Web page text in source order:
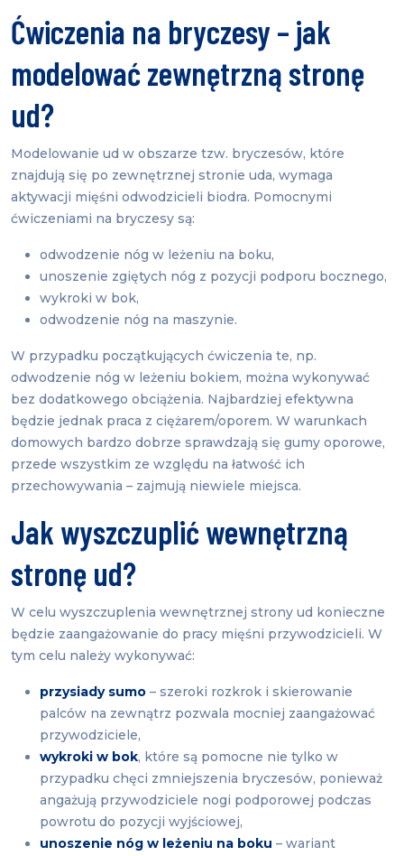
Ćwiczenia na bryczesy – jak
modelować zewnętrzną stronę
ud?
Modelowanie ud w obszarze tzw. bryczesów, które
znajdują się po zewnętrznej stronie uda, wymaga
aktywacji mięśni odwodzicieli biodra. Pomocnymi
ćwiczeniami na bryczesy są:
odwodzenie nóg w leżeniu na boku,
unoszenie zgiętych nóg z pozycji podporu bocznego,
wykroki w bok,
odwodzenie nóg na maszynie.
W przypadku początkujących ćwiczenia te, np.
odwodzenie nóg w leżeniu bokiem, można wykonywać
bez dodatkowego obciążenia. Najbardziej efektywna
będzie jednak praca z ciężarem/oporem. W warunkach
domowych bardzo dobrze sprawdzają się gumy oporowe,
przede wszystkim ze względu na łatwość ich
przechowywania – zajmują niewiele miejsca.
Jak wyszczuplić wewnętrzną
stronę ud?
W celu wyszczuplenia wewnętrznej strony ud konieczne
będzie zaangażowanie do pracy mięśni przywodzicieli. W
tym celu należy wykonywać:
przysiady sumo – szeroki rozkrok i skierowanie
palców na zewnątrz pozwala mocniej zaangażować
przywodziciele,
wykroki w bok, które są pomocne nie tylko w
przypadku chęci zmniejszenia bryczesów, ponieważ
angażują przywodziciele nogi podporowej podczas
powrotu do pozycji wyjściowej,
unoszenie nóg w leżeniu na boku – wariant